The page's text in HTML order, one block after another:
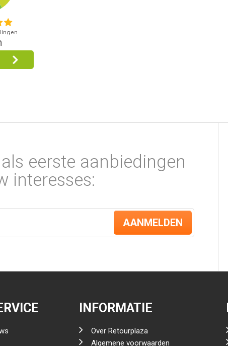
eerste aanbiedingen
interesses:
AANMELDEN
INFORMATIE
Over Retourplaza
Algemene voorwaarden